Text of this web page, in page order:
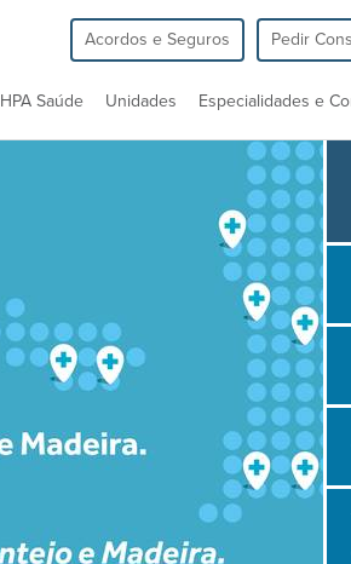
Acordos e Seguros Pedir
HPA Saúde Unidades Especialidades e